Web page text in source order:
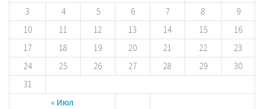
« Июл
3
4 5 6 7 8
9
10
11 12 13 14 15
16
17
18 19 20 21 22
23
24
25 26 27 28 29
30
31